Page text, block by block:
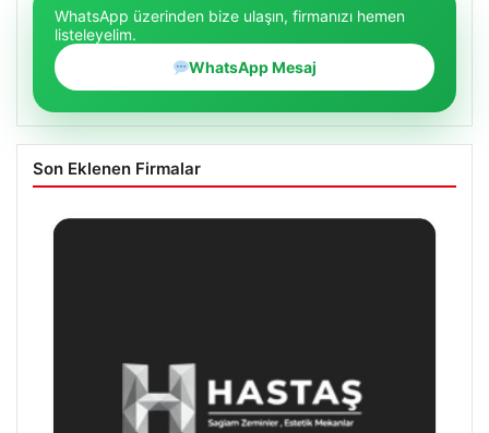
WhatsApp üzerinden bize ulaşın, firmanızı hemen
listeleyelim.
WhatsApp Mesaj
Son Eklenen Firmalar